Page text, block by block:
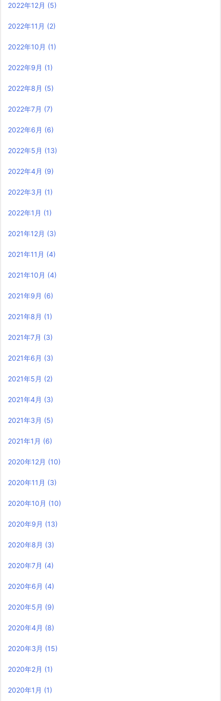
2022年12月 (5)
2022年11月 (2)
2022年10月 (1)
2022年9月 (1)
2022年8月 (5)
2022年7月 (7)
2022年6月 (6)
2022年5月 (13)
2022年4月 (9)
2022年3月 (1)
2022年1月 (1)
2021年12月 (3)
2021年11月 (4)
2021年10月 (4)
2021年9月 (6)
2021年8月 (1)
2021年7月 (3)
2021年6月 (3)
2021年5月 (2)
2021年4月 (3)
2021年3月 (5)
2021年1月 (6)
2020年12月 (10)
2020年11月 (3)
2020年10月 (10)
2020年9月 (13)
2020年8月 (3)
2020年7月 (4)
2020年6月 (4)
2020年5月 (9)
2020年4月 (8)
2020年3月 (15)
2020年2月 (1)
2020年1月 (1)